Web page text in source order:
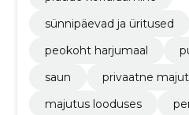
sünnipäevad ja üritused
peokoht harjumaal
saun
privaatne
majutus looduses